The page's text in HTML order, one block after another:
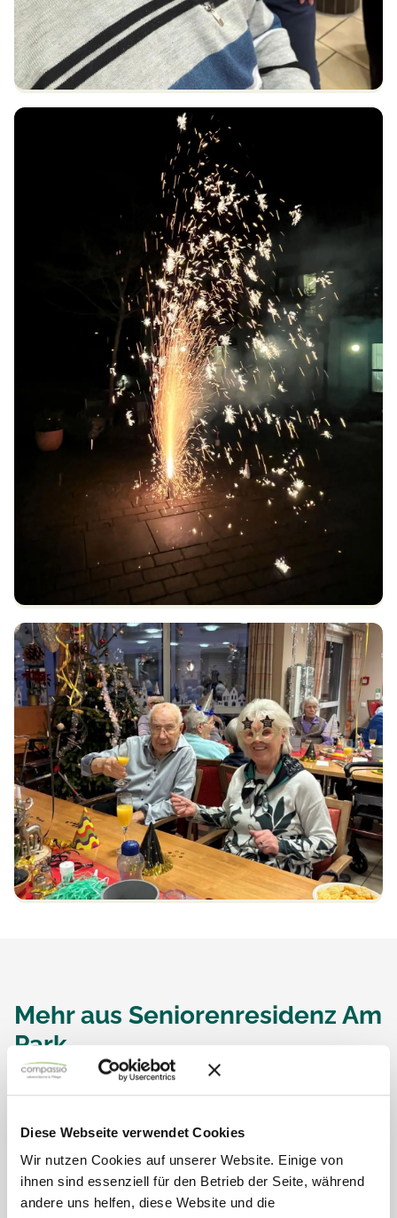
Diese Webseite verwendet Cookies
Wir nutzen Cookies auf unserer Website. Einige von
ihnen sind essenziell für den Betrieb der Seite, während
andere uns helfen, diese Website und die
Mehr aus Seniorenresidenz Am
Park